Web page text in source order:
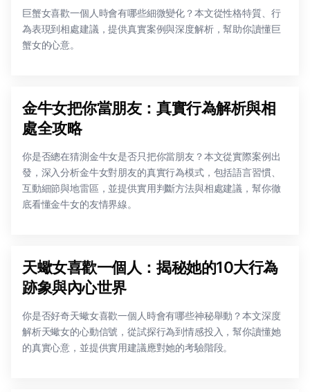
巨蟹女喜歡一個人時會有哪些細微變化？本文從性格特質、行
為表現到相處建議，提供真實案例與深度解析，幫助你讀懂巨
蟹女的心意。
金牛女把你當朋友：真實行為解析與相
處全攻略
你是否總在猜測金牛女是否只把你當朋友？本文從實際案例出
發，深入分析金牛女對朋友的真實行為模式，包括語言習慣、
互動細節與地雷區，並提供實用判斷方法與相處建議，幫你徹
底看懂金牛女的友情界線。
天蠍女喜歡一個人：揭秘她的10大行為
跡象與內心世界
你是否好奇天蠍女喜歡一個人時會有哪些神秘舉動？本文深度
解析天蠍女的心動信號，從試探行為到情感投入，幫你讀懂她
的真實心意，並提供實用建議應對她的考驗階段。